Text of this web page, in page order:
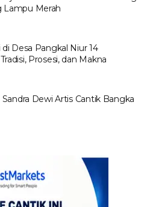
Lampu Merah
Desa Pangkal Niur 14
Prosesi, dan Makna
Dewi Artis Cantik Bangka